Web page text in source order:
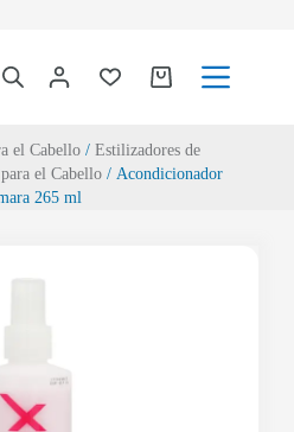
el Cabello/ Estilizadores de
el Cabello/ Acondicionador
265 ml